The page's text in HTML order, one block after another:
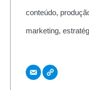
conteúdo,
marketing,